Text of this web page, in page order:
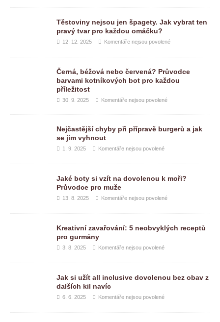
Těstoviny nejsou jen špagety. Jak vybrat ten
pravý tvar pro každou omáčku?
12. 12. 2025 Komentáře nejsou povolené
Černá, béžová nebo červená? Průvodce
barvami kotníkových bot pro každou
příležitost
30. 9. 2025 Komentáře nejsou povolené
Nejčastější chyby při přípravě burgerů a jak
se jim vyhnout
1. 9. 2025 Komentáře nejsou povolené
Jaké boty si vzít na dovolenou k moři?
Průvodce pro muže
13. 8. 2025 Komentáře nejsou povolené
Kreativní zavařování: 5 neobvyklých receptů
pro gurmány
3. 8. 2025 Komentáře nejsou povolené
Jak si užít all inclusive dovolenou bez obav z
dalších kil navíc
6. 6. 2025 Komentáře nejsou povolené